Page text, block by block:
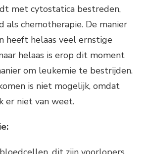
met cytostatica bestreden,
als chemotherapie. De manier
heeft helaas veel ernstige
helaas is erop dit moment
om leukemie te bestrijden.
is niet mogelijk, omdat
er niet van weet.